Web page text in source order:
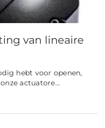
van lineaire
hebt voor openen,
actuatore...